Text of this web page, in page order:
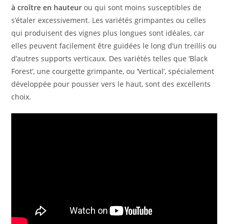
à croître en hauteur ou qui sont moins susceptibles de
s’étaler excessivement. Les variétés grimpantes ou celles
qui produisent des vignes plus longues sont idéales, car
elles peuvent facilement être guidées le long d’un treillis ou
d’autres supports verticaux. Des variétés telles que ‘Black
Forest’, une courgette grimpante, ou ‘Vertical’, spécialement
développée pour pousser vers le haut, sont des excellents
choix.